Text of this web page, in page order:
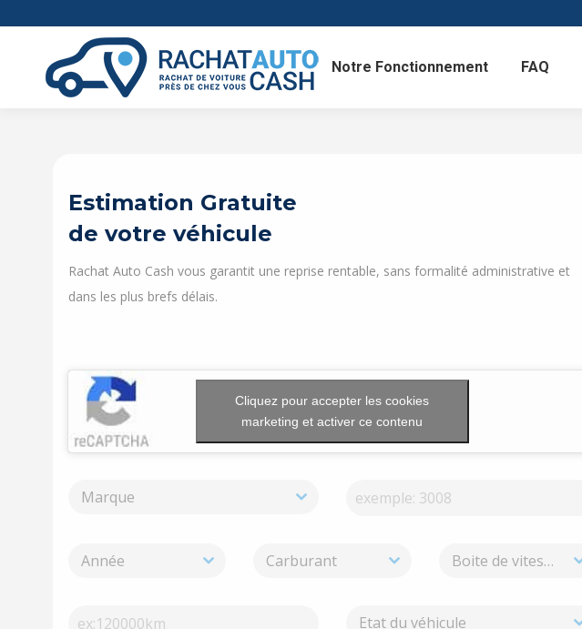
Notre Fonctionnement FAQ
Estimation Gratuite
de votre véhicule
Rachat Auto Cash vous garantit une reprise rentable, sans formalité administrative et
dans les plus brefs délais.
Cliquez pour accepter les cookies
marketing et activer ce contenu
Marque
Année Carburant Boite de vitesse
Etat du véhicule